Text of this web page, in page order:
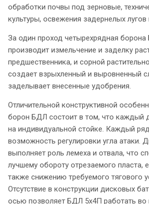
обработки почвы под зерновые,
культуры, освежения задернелых лугов
За один проход четырехрядная
производит измельчение и заделку
предшественника, и сорной
создает взрыхленный и выровненный
заделывает внесенные удобрения.
Отличительной конструктивной
борон БДЛ состоит в том, что каждый
на индивидуальной стойке. Каждый
возможность регулировки угла атаки.
выполняет роль лемеха и отвала, что
лучшему обороту отрезаемого пласта,
также снижению требуемого тягового
Отсутствие в конструкции дисковых
осью позволяет БДЛ 5x4П работать во